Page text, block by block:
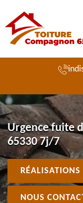
Urgence fuite
65330 7j/7
RÉALISATIONS
NOUS